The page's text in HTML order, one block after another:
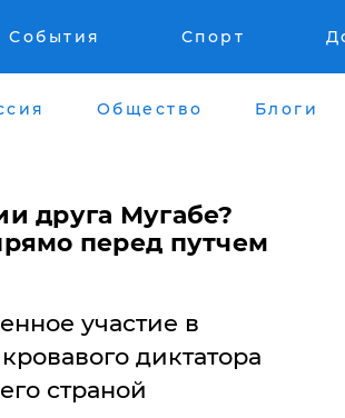
События Спорт
Общество Блоги
друга Мугабе?
перед путчем
участие в
диктатора
страной